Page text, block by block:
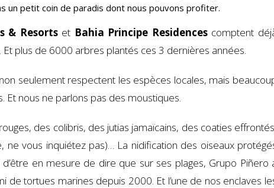
un petit coin de paradis dont nous pouvons profiter.
& Resortset Bahia Principe Residencescomptent
plus de 6000 arbres plantés ces 3 dernières années.
seulement respectent les espèces locales, mais
Et nous ne parlons pas des moustiques.
des colibris, des jutias jamaïcains, des coaties
ne vous inquiétez pas)… La nidification des oiseaux
en mesure de dire que sur ses plages, Grupo Piñero
de tortues marines depuis 2000. Et l’une de nos enclaves